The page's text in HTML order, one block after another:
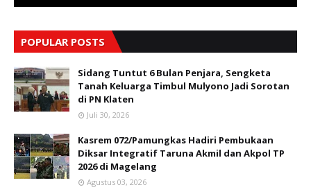
POPULAR POSTS
Sidang Tuntut 6 Bulan Penjara, Sengketa
Tanah Keluarga Timbul Mulyono Jadi Sorotan
di PN Klaten
Juli 30, 2026
Kasrem 072/Pamungkas Hadiri Pembukaan
Diksar Integratif Taruna Akmil dan Akpol TP
2026 di Magelang
Agustus 03, 2026